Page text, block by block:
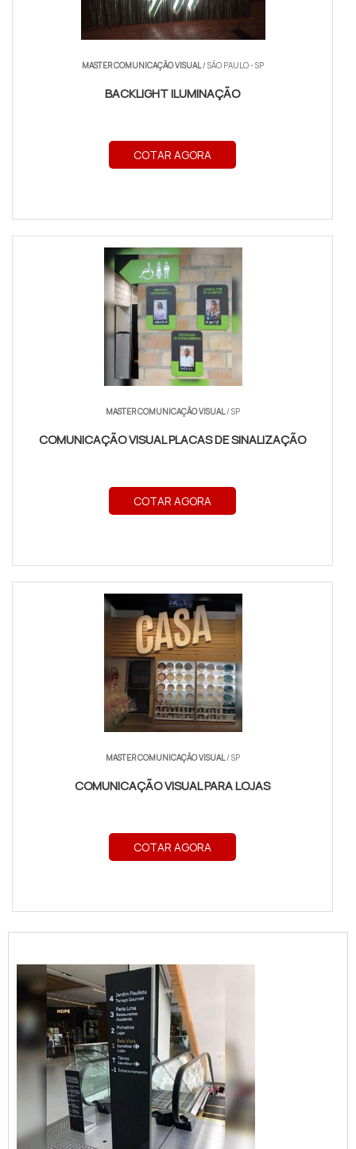
MASTER COMUNICAÇÃO VISUAL/ SÃO PAULO - SP
BACKLIGHT ILUMINAÇÃO
COTAR AGORA
MASTER COMUNICAÇÃO VISUAL/ SP
COMUNICAÇÃO VISUAL PLACAS DE SINALIZAÇÃO
COTAR AGORA
MASTER COMUNICAÇÃO VISUAL/ SP
COMUNICAÇÃO VISUAL PARA LOJAS
COTAR AGORA